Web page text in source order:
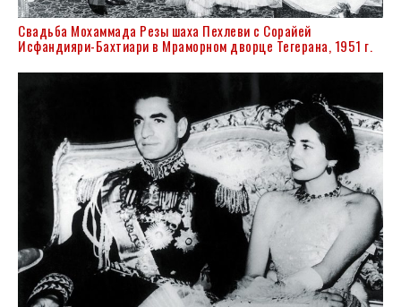
Свадьба Мохаммада Резы шаха Пехлеви с Сорайей
Исфандияри-Бахтиари в Мраморном дворце Тегерана, 1951 г.